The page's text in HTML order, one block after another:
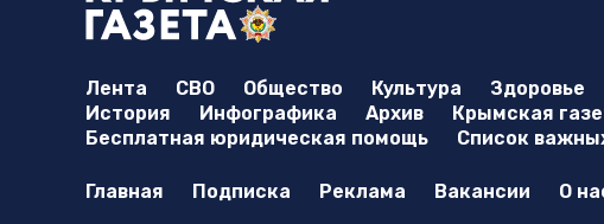
Лента СВО Общество Культура Здоровье
История
Инфографика Архив Крымская
Бесплатная юридическая помощь
Список
Главная Подписка Реклама Вакансии О